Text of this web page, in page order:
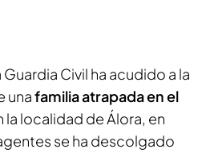
Civil ha acudido a la
unafamilia atrapada en el
la localidad de Álora, en
se ha descolgado